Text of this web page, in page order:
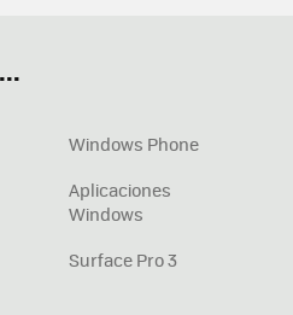
Windows Phone
Aplicaciones
Windows
Surface Pro 3